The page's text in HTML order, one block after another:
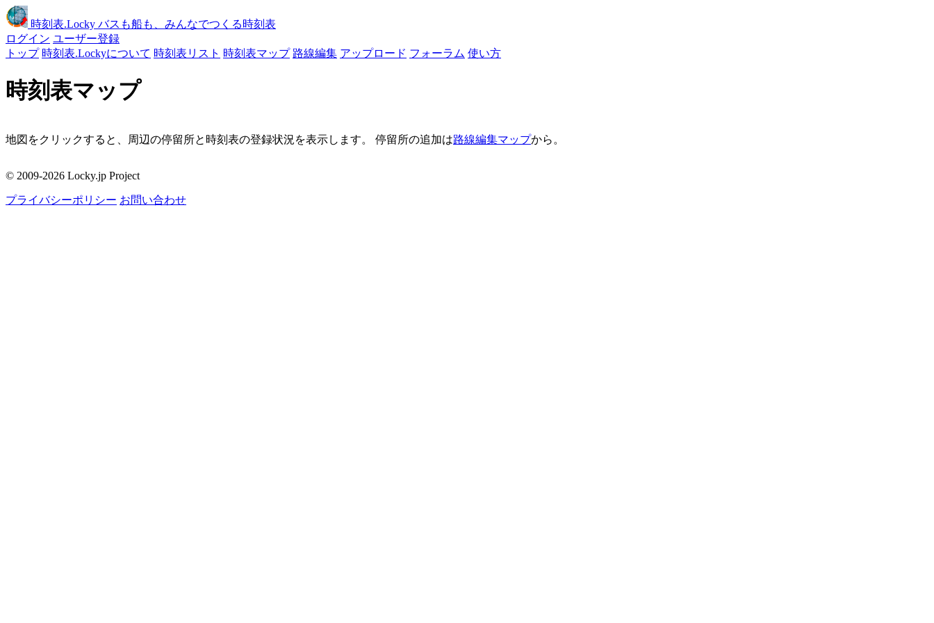
時刻表.Locky バスも船も、みんなでつくる時刻表
ログイン ユーザー登録
トップ 時刻表.Lockyについて 時刻表リスト 時刻表マップ 路線編集 アップロード フォーラム 使い方
時刻表マップ
地図をクリックすると、周辺の停留所と時刻表の登録状況を表示します。 停留所の追加は路線編集マップから。
周辺の停留所
© 2009-2026 Locky.jp Project
プライバシーポリシー お問い合わせ